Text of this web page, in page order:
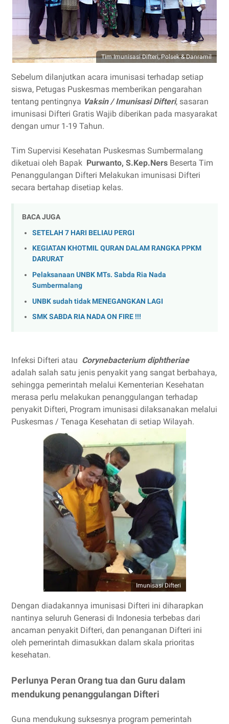
Tim Imunisasi Difteri, Polsek & Danramil
Sebelum dilanjutkan acara imunisasi terhadap setiap
siswa, Petugas Puskesmas memberikan pengarahan
tentang pentingnya Vaksin / Imunisasi Difteri, sasaran
imunisasi Difteri Gratis Wajib diberikan pada masyarakat
dengan umur 1-19 Tahun.
Tim Supervisi Kesehatan Puskesmas Sumbermalang
diketuai oleh Bapak Purwanto, S.Kep.Ners Beserta Tim
Penanggulangan Difteri Melakukan imunisasi Difteri
secara bertahap disetiap kelas.
BACA JUGA
SETELAH 7 HARI BELIAU PERGI
KEGIATAN KHOTMIL QURAN DALAM RANGKA PPKM
DARURAT
Pelaksanaan UNBK MTs. Sabda Ria Nada
Sumbermalang
UNBK sudah tidak MENEGANGKAN LAGI
SMK SABDA RIA NADA ON FIRE !!!
Infeksi Difteri atau Corynebacterium diphtheriae
adalah salah satu jenis penyakit yang sangat berbahaya,
sehingga pemerintah melalui Kementerian Kesehatan
merasa perlu melakukan penanggulangan terhadap
penyakit Difteri, Program imunisasi dilaksanakan melalui
Puskesmas / Tenaga Kesehatan di setiap Wilayah.
Imunisasi Difteri
Dengan diadakannya imunisasi Difteri ini diharapkan
nantinya seluruh Generasi di Indonesia terbebas dari
ancaman penyakit Difteri, dan penanganan Difteri ini
oleh pemerintah dimasukkan dalam skala prioritas
kesehatan.
Perlunya Peran Orang tua dan Guru dalam
mendukung penanggulangan Difteri
Guna mendukung suksesnya program pemerintah